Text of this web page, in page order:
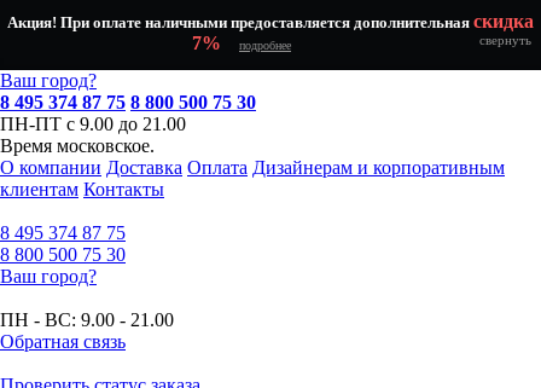
Акция! При оплате наличными предоставляется дополнительная скидка
7%
подробнее свернуть
Ваш город?
8 495 374 87 75 8 800 500 75 30
ПН-ПТ с 9.00 до 21.00
Время московское.
О компании Доставка Оплата Дизайнерам и корпоративным
клиентам Контакты
8 495 374 87 75
8 800 500 75 30
Ваш город?
ПН - ВС: 9.00 - 21.00
Обратная связь